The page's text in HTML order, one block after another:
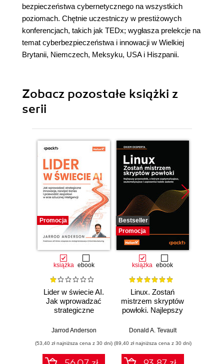
bezpieczeństwa cybernetycznego na wszystkich
poziomach. Chętnie uczestniczy w prestiżowych
konferencjach, takich jak TEDx; wygłasza prelekcje na
temat cyberbezpieczeństwa i innowacji w Wielkiej
Brytanii, Niemczech, Meksyku, USA i Hiszpanii.
Zobacz pozostałe książki z
serii
Promocja
książka ebook
Lider w świecie AI.
Jak wprowadzać
strategiczne
biznes i
zespołowi w erze
sztucznej
Jarrod Anderson
(53,40 zł najniższa cena z 30 dni)
Bestseller
Promocja
książka ebook
Linux. Zostań
mistrzem skryptów
powłoki. Najlepszy
którym
zautomatyzujesz i
usprawnisz każde
Donald A. Tevault
(89,40 zł najniższa cena z 30 dni)